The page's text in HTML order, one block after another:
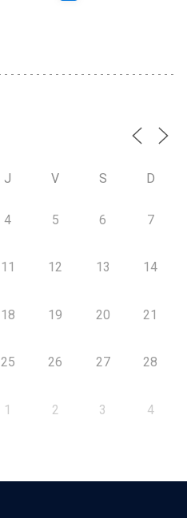
J V S D
4 5 6 7
11 12 13 14
18 19 20 21
25 26 27 28
1 2 3 4